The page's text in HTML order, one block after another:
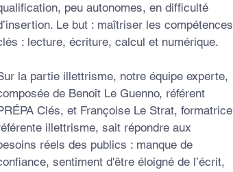
peu autonomes, en difficulté
Le but : maîtriser les compétences
: lecture, écriture, calcul et numérique.
la partie illettrisme, notre équipe experte,
de Benoît Le Guenno, référent
Clés, et Françoise Le Strat, formatrice
illettrisme, sait répondre aux
réels des publics : manque de
sentiment d'être éloigné de l’écrit,